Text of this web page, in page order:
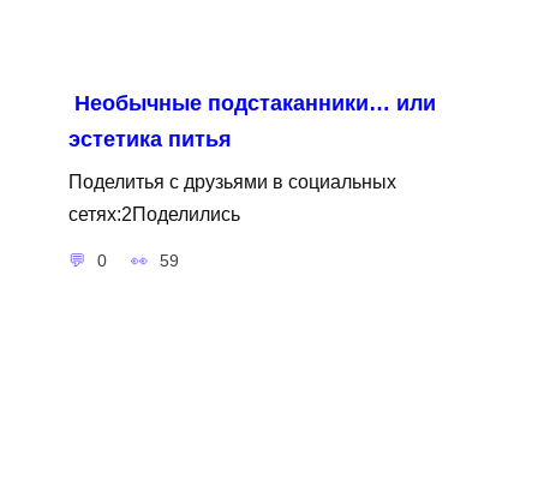
Необычные подстаканники… или
эстетика питья
Поделитья с друзьями в социальных
сетях:2Поделились
0 59